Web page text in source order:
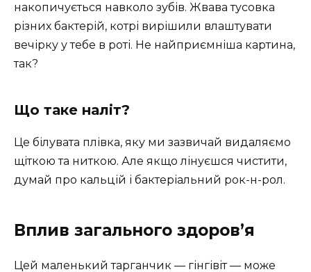
накопичується навколо зубів. Жвава тусовка
різних бактерій, котрі вирішили влаштувати
вечірку у тебе в роті. Не найприємніша картина,
так?
Що таке наліт?
Це білувата плівка, яку ми зазвичай видаляємо
щіткою та ниткою. Але якщо лінуєшся чистити,
думай про кальцій і бактеріальний рок-н-рол.
Вплив загального здоров’я
Цей маленький тарганчик — гінгівіт — може